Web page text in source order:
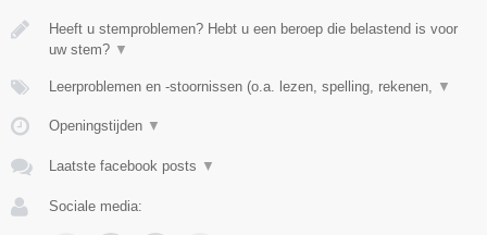
Heeft u stemproblemen? Hebt u een beroep die belastend is voor
uw stem? ▼
Leerproblemen en -stoornissen (o.a. lezen, spelling, rekenen, ▼
Openingstijden ▼
Laatste facebook posts ▼
Sociale media: